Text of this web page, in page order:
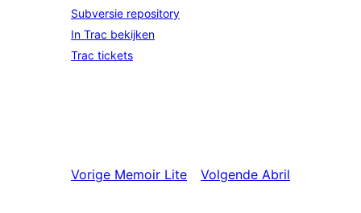
Subversie repository
In Trac bekijken
Trac tickets
Vorige Memoir Lite Volgende Abril